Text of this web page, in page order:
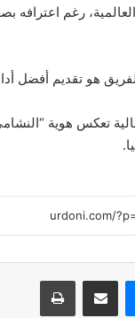
رغم اعترافه
هو تقديم أفضل أداء
تعكس هوية